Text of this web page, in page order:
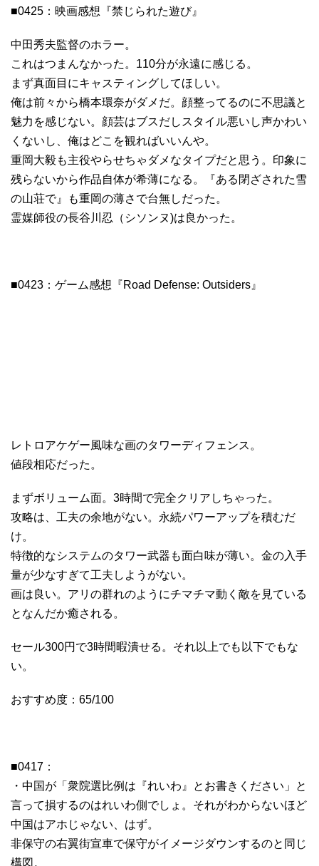
■0425：映画感想『禁じられた遊び』
中田秀夫監督のホラー。
これはつまんなかった。110分が永遠に感じる。
まず真面目にキャスティングしてほしい。
俺は前々から橋本環奈がダメだ。顔整ってるのに不思議と
魅力を感じない。顔芸はブスだしスタイル悪いし声かわい
くないし、俺はどこを観ればいいんや。
重岡大毅も主役やらせちゃダメなタイプだと思う。印象に
残らないから作品自体が希薄になる。『ある閉ざされた雪
の山荘で』も重岡の薄さで台無しだった。
霊媒師役の長谷川忍（シソンヌ)は良かった。
■0423：ゲーム感想『Road Defense: Outsiders』
レトロアケゲー風味な画のタワーディフェンス。
値段相応だった。
まずボリューム面。3時間で完全クリアしちゃった。
攻略は、工夫の余地がない。永続パワーアップを積むだ
け。
特徴的なシステムのタワー武器も面白味が薄い。金の入手
量が少なすぎて工夫しようがない。
画は良い。アリの群れのようにチマチマ動く敵を見ている
となんだか癒される。
セール300円で3時間暇潰せる。それ以上でも以下でもな
い。
おすすめ度：65/100
■0417：
・中国が「衆院選比例は『れいわ』とお書きください」と
言って損するのはれいわ側でしょ。それがわからないほど
中国はアホじゃない、はず。
非保守の右翼街宣車で保守がイメージダウンするのと同じ
構図。